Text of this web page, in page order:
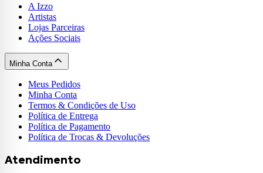
A Izzo
Artistas
Lojas Parceiras
Ações Sociais
Minha Conta
Meus Pedidos
Minha Conta
Termos & Condições de Uso
Política de Entrega
Política de Pagamento
Política de Trocas & Devoluções
Atendimento